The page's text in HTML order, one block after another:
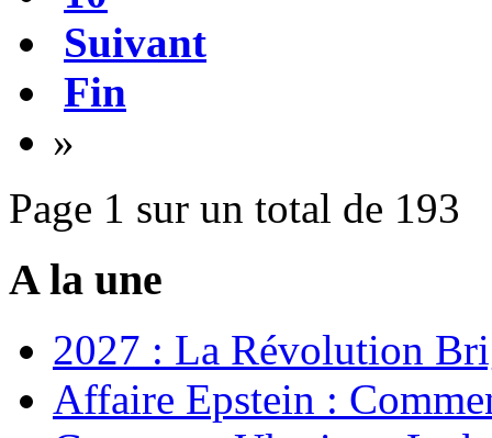
Suivant
Fin
»
Page 1 sur un total de 193
A la une
2027 : La Révolution
Affaire Epstein :